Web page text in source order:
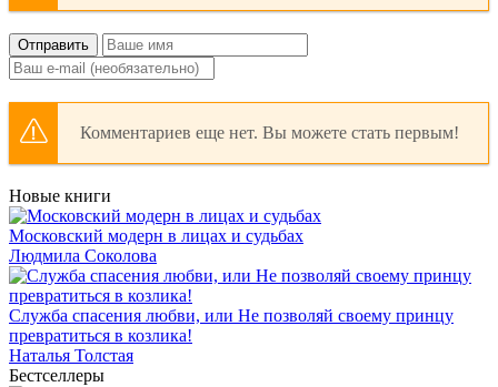
Отправить
Комментариев еще нет. Вы можете стать первым!
Новые книги
Московский модерн в лицах и судьбах
Людмила Соколова
Служба спасения любви, или Не позволяй своему принцу
превратиться в козлика!
Наталья Толстая
Бестселлеры